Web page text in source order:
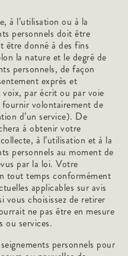
à l’utilisation ou à la
personnels doit être
être donné à des fins
la nature et le degré de
personnels, de façon
exprès et
par écrit ou par voie
volontairement de
d’un service). De
à obtenir votre
à l’utilisation et à la
personnels au moment de
par la loi. Votre
tout temps conformément
applicables sur avis
vous choisissez de retirer
ne pas être en mesure
ou services.
personnels pour